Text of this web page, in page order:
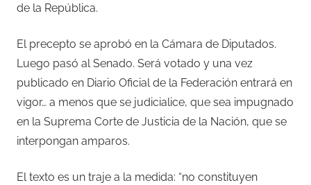
de la República.
El precepto se aprobó en la Cámara de Diputados.
Luego pasó al Senado. Será votado y una vez
publicado en Diario Oficial de la Federación entrará en
vigor… a menos que se judicialice, que sea impugnado
en la Suprema Corte de Justicia de la Nación, que se
interpongan amparos.
El texto es un traje a la medida: “no constituyen